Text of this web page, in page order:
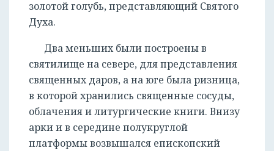
золотой голубь, представляющий Святого
Духа.
Два меньших были построены в
святилище на севере, для представления
священных даров, а на юге была ризница,
в которой хранились священные сосуды,
облачения и литургические книги. Внизу
арки и в середине полукруглой
платформы возвышался епископский